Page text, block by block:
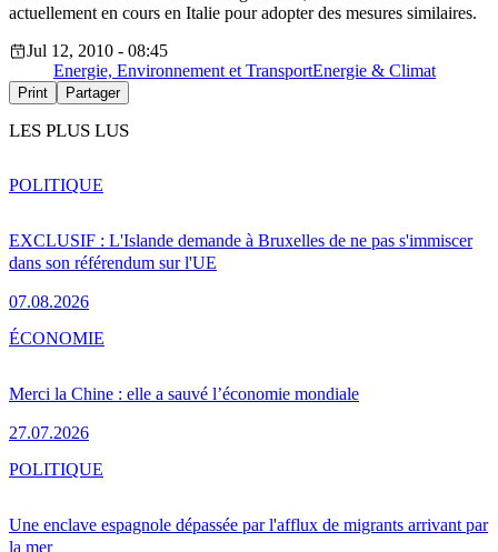
actuellement en cours en Italie pour adopter des mesures similaires.
Jul 12, 2010 - 08:45
Energie, Environnement et TransportEnergie & Climat
Print Partager
LES PLUS LUS
EXCLUSIF : L'Islande demande à Bruxelles de ne pas s'immiscer
dans son référendum sur l'UE
07.08.2026
POLITIQUE
Merci la Chine : elle a sauvé l’économie mondiale
27.07.2026
ÉCONOMIE
Une enclave espagnole dépassée par l'afflux de migrants arrivant par
la mer
POLITIQUE